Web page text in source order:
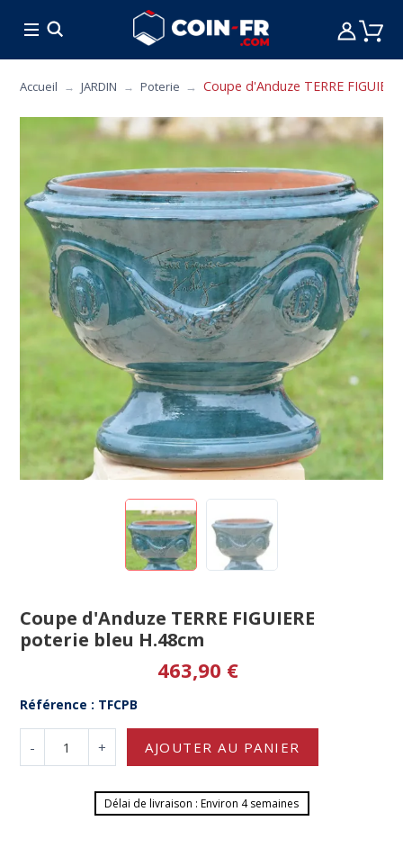
CUISINE MOBILIER
Accueil JARDIN Poterie Coupe d'Anduze TERRE
Coupe d'Anduze TERRE FIGUIERE
poterie bleu H.48cm
463,90 €
Référence : TFCPB
- + AJOUTER AU PANIER
Délai de livraison : Environ 4 semaines